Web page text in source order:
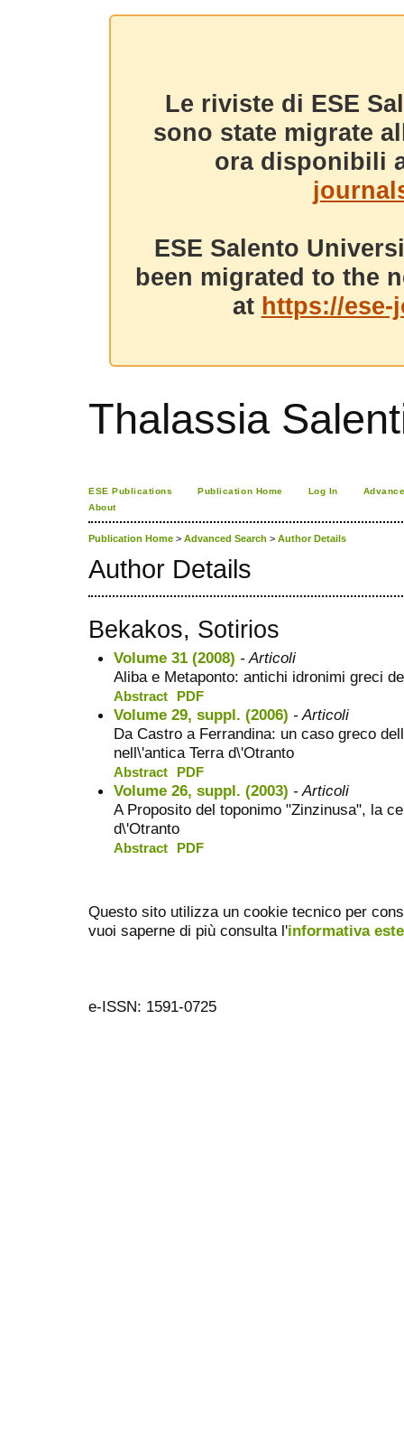
Le riviste di ESE
sono state migrate
ora disponibili
ESE Salento
been migrated to the
at https://
Thalassia
ESE Publications Publication Home Log In
About
Publication Home > Advanced Search > Author Details
Author Details
Bekakos, Sotirios
Volume 31 (2008) - Articoli
Aliba e Metaponto: antichi idronimi greci
Abstract PDF
Volume 29, suppl. (2006) - Articoli
Da Castro a Ferrandina: un caso greco
nell\'antica Terra d\'Otranto
Abstract PDF
Volume 26, suppl. (2003) - Articoli
A Proposito del toponimo "Zinzinusa", la
d\'Otranto
Abstract PDF
Questo sito utilizza un cookie tecnico per
vuoi saperne di più consulta l'informativa
e-ISSN: 1591-0725